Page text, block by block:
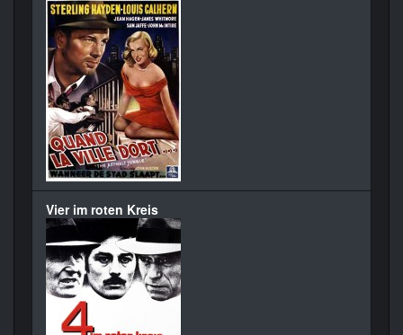
Vier im roten Kreis